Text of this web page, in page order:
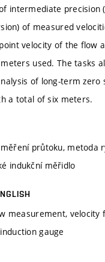
intermediate precision
of measured
velocity of the flow
used. The tasks
of long-term zero
a total of six meters.
průtoku, metoda
indukční měřidlo
measurement, velocity
gauge